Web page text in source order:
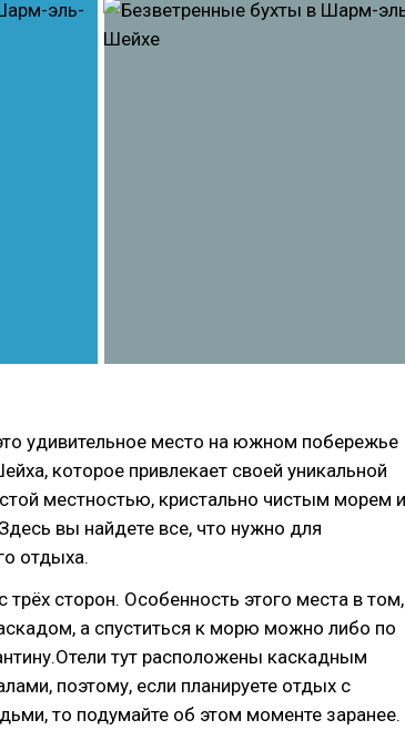
удивительное место на южном побережье
которое привлекает своей уникальной
местностью, кристально чистым морем и
вы найдете все, что нужно для
отдыха.
сторон. Особенность этого места в том,
а спуститься к морю можно либо по
тут расположены каскадным
поэтому, если планируете отдых с
то подумайте об этом моменте заранее.